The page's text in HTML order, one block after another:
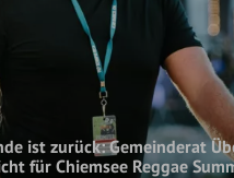
ist zurück: Gemeinderat
für Chiemsee Reggae